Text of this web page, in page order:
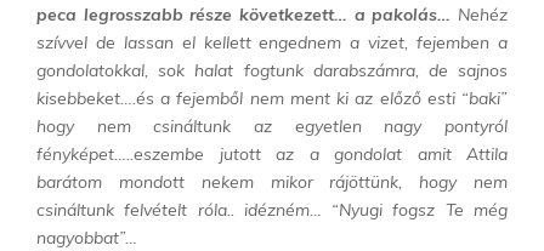
peca legrosszabb része következett… a pakolás… Nehéz
szívvel de lassan el kellett engednem a vizet, fejemben a
gondolatokkal, sok halat fogtunk darabszámra, de sajnos
kisebbeket….és a fejemből nem ment ki az előző esti “baki”
hogy nem csináltunk az egyetlen nagy pontyról
fényképet…..eszembe jutott az a gondolat amit Attila
barátom mondott nekem mikor rájöttünk, hogy nem
csináltunk felvételt róla.. idézném… “Nyugi fogsz Te még
nagyobbat”…